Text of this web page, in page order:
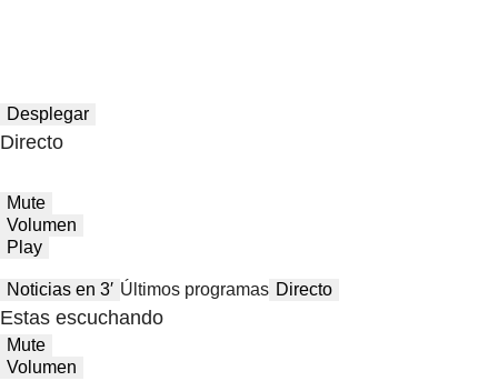
Desplegar
Directo
Mute
Volumen
Play
Noticias en 3′ Últimos programas Directo
Estas escuchando
Mute
Volumen